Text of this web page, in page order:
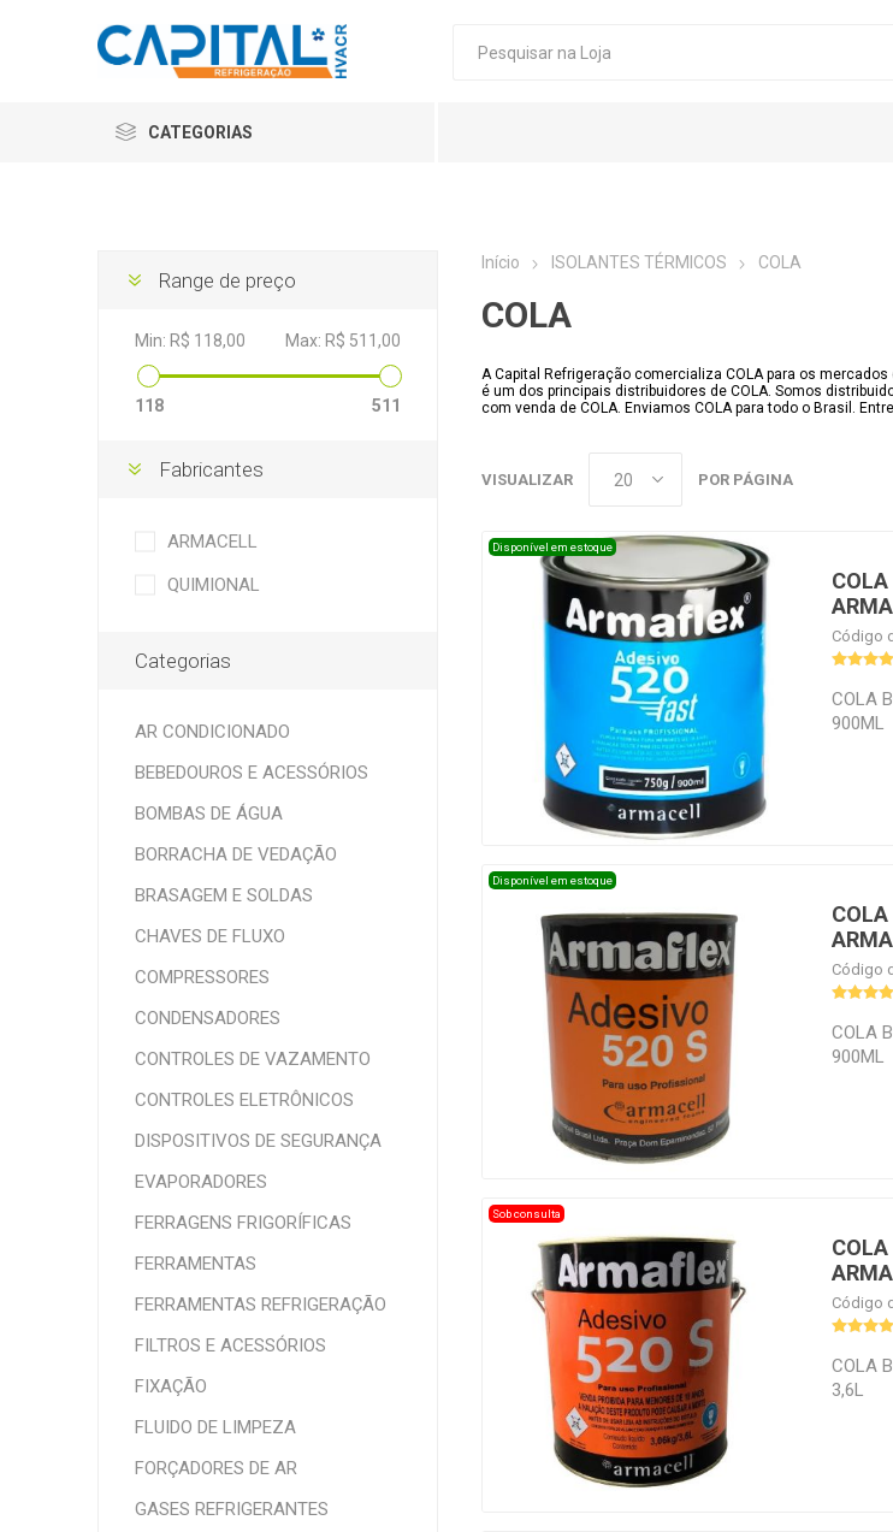
CATEGORIAS
Início ISOLANTES TÉRMICOS COLA
COLA
A Capital Refrigeração comercializa COLA para os
é um dos principais distribuidores de COLA. Somos
com venda de COLA. Enviamos COLA para todo o Brasil.
VISUALIZAR POR PÁGINA
Disponível em estoque
Código
COLA
900ML
Disponível em estoque
COLA
Código
COLA
900ML
Sob consulta
Código
COLA
3,6L
Range de preço
Min: R$ 118,00 Max: R$ 511,00
118 511
Fabricantes
ARMACELL
QUIMIONAL
Categorias
AR CONDICIONADO
BEBEDOUROS E ACESSÓRIOS
BOMBAS DE ÁGUA
BORRACHA DE VEDAÇÃO
BRASAGEM E SOLDAS
CHAVES DE FLUXO
COMPRESSORES
CONDENSADORES
CONTROLES DE VAZAMENTO
CONTROLES ELETRÔNICOS
DISPOSITIVOS DE SEGURANÇA
EVAPORADORES
FERRAGENS FRIGORÍFICAS
FERRAMENTAS
FERRAMENTAS REFRIGERAÇÃO
FILTROS E ACESSÓRIOS
FIXAÇÃO
FLUIDO DE LIMPEZA
FORÇADORES DE AR
GASES REFRIGERANTES